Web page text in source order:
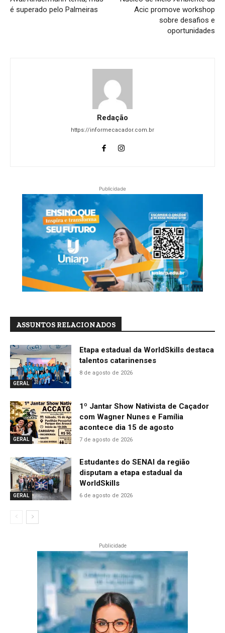
é superado pelo Palmeiras
Acic promove workshop
sobre desafios e
oportunidades
Redação
https://informecacador.com.br
Publicidade
ASSUNTOS RELACIONADOS
GERAL
Etapa estadual da WorldSkills destaca
talentos catarinenses
8 de agosto de 2026
GERAL
1º Jantar Show Nativista de Caçador
com Wagner Nunes e Família
acontece dia 15 de agosto
7 de agosto de 2026
GERAL
Estudantes do SENAI da região
disputam a etapa estadual da
WorldSkills
6 de agosto de 2026
Publicidade